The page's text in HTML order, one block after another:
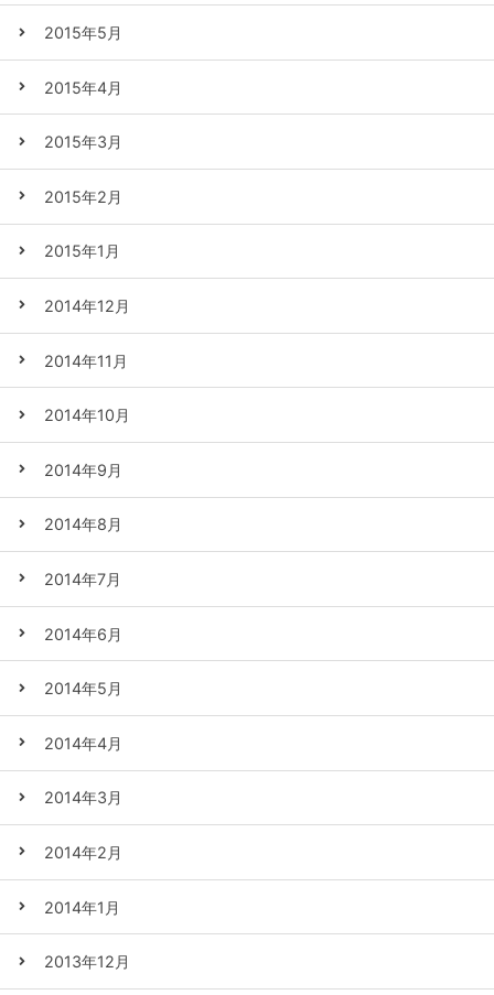
2015年5月
2015年4月
2015年3月
2015年2月
2015年1月
2014年12月
2014年11月
2014年10月
2014年9月
2014年8月
2014年7月
2014年6月
2014年5月
2014年4月
2014年3月
2014年2月
2014年1月
2013年12月